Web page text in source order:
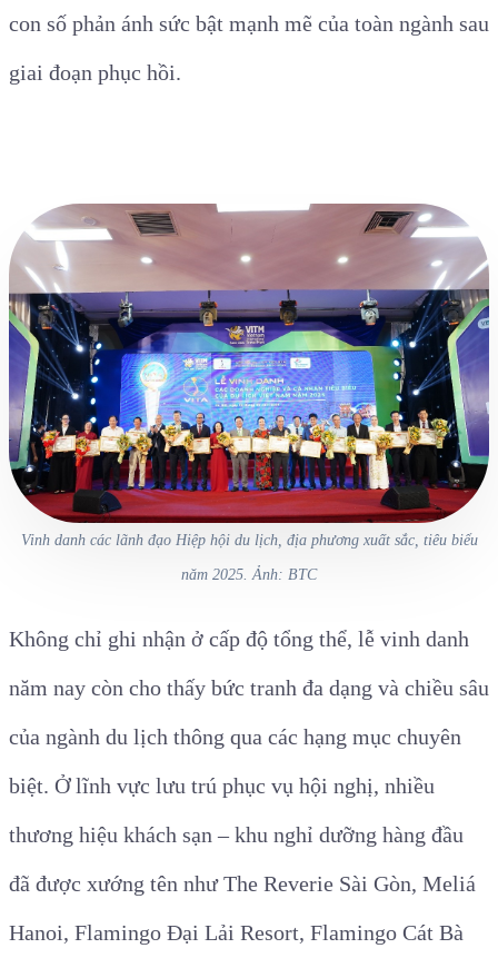
con số phản ánh sức bật mạnh mẽ của toàn ngành sau
giai đoạn phục hồi.
Vinh danh các lãnh đạo Hiệp hội du lịch, địa phương xuất sắc, tiêu biểu
năm 2025. Ảnh: BTC
Không chỉ ghi nhận ở cấp độ tổng thể, lễ vinh danh
năm nay còn cho thấy bức tranh đa dạng và chiều sâu
của ngành du lịch thông qua các hạng mục chuyên
biệt. Ở lĩnh vực lưu trú phục vụ hội nghị, nhiều
thương hiệu khách sạn – khu nghỉ dưỡng hàng đầu
đã được xướng tên như The Reverie Sài Gòn, Meliá
Hanoi, Flamingo Đại Lải Resort, Flamingo Cát Bà